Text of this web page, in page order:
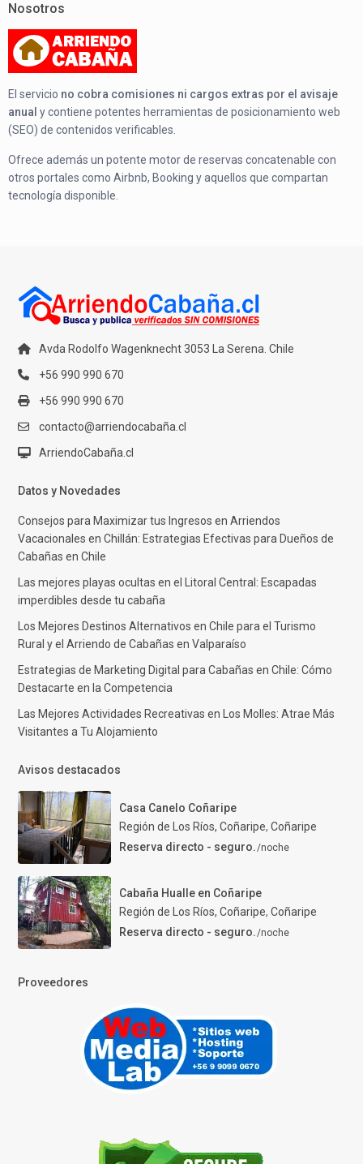
Nosotros
El servicio no cobra comisiones ni cargos extras por el avisaje
anual y contiene potentes herramientas de posicionamiento web
(SEO) de contenidos verificables.
Ofrece además un potente motor de reservas concatenable con
otros portales como Airbnb, Booking y aquellos que compartan
tecnología disponible.
Avda Rodolfo Wagenknecht 3053 La Serena. Chile
+56 990 990 670
+56 990 990 670
contacto@arriendocabaña.cl
ArriendoCabaña.cl
Datos y Novedades
Consejos para Maximizar tus Ingresos en Arriendos
Vacacionales en Chillán: Estrategias Efectivas para Dueños de
Cabañas en Chile
Las mejores playas ocultas en el Litoral Central: Escapadas
imperdibles desde tu cabaña
Los Mejores Destinos Alternativos en Chile para el Turismo
Rural y el Arriendo de Cabañas en Valparaíso
Estrategias de Marketing Digital para Cabañas en Chile: Cómo
Destacarte en la Competencia
Las Mejores Actividades Recreativas en Los Molles: Atrae Más
Visitantes a Tu Alojamiento
Avisos destacados
Casa Canelo Coñaripe
Región de Los Ríos, Coñaripe, Coñaripe
Reserva directo - seguro./noche
Cabaña Hualle en Coñaripe
Región de Los Ríos, Coñaripe, Coñaripe
Reserva directo - seguro./noche
Proveedores